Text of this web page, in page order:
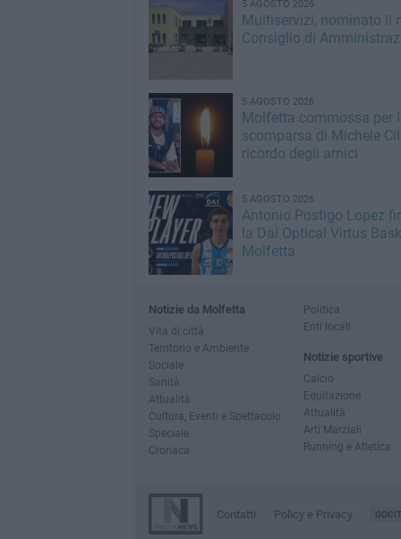
5 AGOSTO 2026
Multiservizi, nominato il
Consiglio di
5 AGOSTO 2026
Molfetta commossa per
scomparsa di Michele
ricordo degli amici
5 AGOSTO 2026
Antonio Postigo Lopez
la Dai Optical Virtus
Molfetta
Notizie da Molfetta
Vita di città
Territorio e Ambiente
Sociale
Sanità
Attualità
Cultura, Eventi e Spettacolo
Speciale
Cronaca
Politica
Enti locali
Notizie sportive
Calcio
Equitazione
Attualità
Arti Marziali
Running e Atletica
Contatti Policy e Privacy